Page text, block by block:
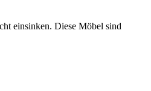
einsinken. Diese Möbel sind